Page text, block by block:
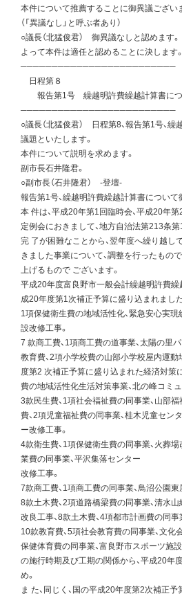
本件について推薦することに御異議ござい
（「異議なし」と呼ぶ者あり）
○議長（北猛俊君） 御異議なしと認めます。
よって本件は適任と認めることに決します。
─────────────────────────
日程第８
報告第1号 繰越明許費繰越計算書につ
─────────────────────────
○議長（北猛俊君） 日程第8、報告第1号、
議題といたします。
本件について説明を求めます。
副市長石井隆君。
○副市長（石井隆君） -登壇-
報告第1号、繰越明許費繰越計算書について
本 件は、平成20年第1回臨時会、平成20年
定例会におきまして、地方自治法第213条
完 了が困難なことから、翌年度へ繰り越し
きました事業について、調整を行ったもの
上げるもので ございます。
平成20年度富良野市一般会計繰越明許費繰
成20年度第1次補正予算に盛り込まれました
1項保健衛生費の地域活性化、緊急安心実
設改修工事。
7 款商工費、1項商工費の道事業、太陽の里
教育費、2項小学校費の山部小学校屋内運
度第2 次補正予算に盛り込まれた経済対策
費の地域活性化生活対策事業、北の峰コミ
3款民生費、1項社会福祉費の同事業、山部
費、2項児童福祉費の同事業、桂木児童セン
ー改修工事。
4款衛生費、1項保健衛生費の同事業、火葬
業費の同事業、平沢集落センター
改修工事。
7款商工費、1項商工費の同事業、鳥沼公園東
8款土木費、2項道路橋梁費の同事業、清水
改良工事、8款土木費、4項都市計画費の同事
10款教育費、5項社会教育費の同事業、文化
保健体育費の同事業、富良野市スポーツ施
の施行時期及び工期の関係から、平成20年
め。
ま た、同じく、国の平成20年度第2次補正予